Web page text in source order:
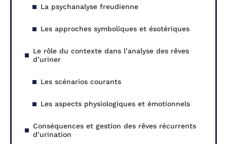
La psychanalyse freudienne
Les approches symboliques et ésotériques
Le rôle du contexte dans l’analyse des rêves
d’uriner
Les scénarios courants
Les aspects physiologiques et émotionnels
Conséquences et gestion des rêves récurrents
d’urination